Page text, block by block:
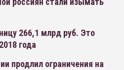
266,1 млрд руб. Это
года
продлил ограничения на